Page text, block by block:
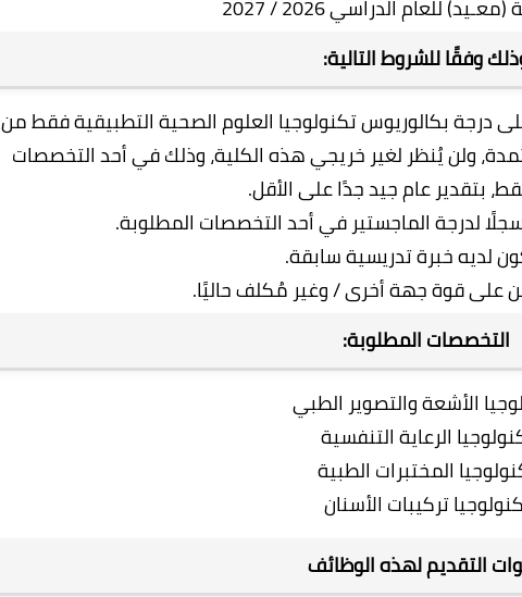
للعام الدراسي 2026 / 2027
وفقًا للشروط التالية:
درجة بكالوريوس تكنولوجيا العلوم الصحية التطبيقية فقط من
ولن يُنظر لغير خريجي هذه الكلية، وذلك في أحد التخصصات
بتقدير عام جيد جدًا على الأقل.
لدرجة الماجستير في أحد التخصصات المطلوبة.
لديه خبرة تدريسية سابقة.
على قوة جهة أخرى / وغير مُكلف حاليًا.
التخصصات المطلوبة:
الأشعة والتصوير الطبي
الرعاية التنفسية
المختبرات الطبية
تركيبات الأسنان
التقديم لهذه الوظائف